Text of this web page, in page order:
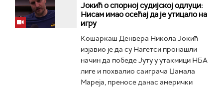
Јокић о спорној судијској одлуци:
Нисам имао осећај да је утицало на
игру
Кошаркаш Денвера Никола Јокић
изјавио је да су Нагетси пронашли
начин да победе Јуту у утакмици НБА
лиге и похвалио саиграча Џамала
Мареја, преносе данас амерички